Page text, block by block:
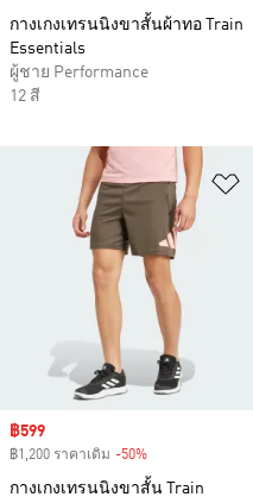
กางเกงเทรนนิงขาสั้นผ้าทอ Train
Essentials
ผู้ชาย Performance
12 สี
Sale price
฿599
฿1,200 ราคาเดิม -50%
กางเกงเทรนนิงขาสั้น Train